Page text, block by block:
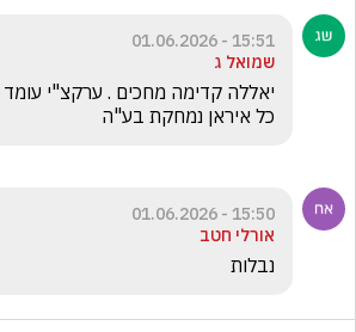
15:51 - 01.06.2026
שמואל ג
כל איראן נמחקת בע"ה
15:50 - 01.06.2026
אורלי חטב
נבלות